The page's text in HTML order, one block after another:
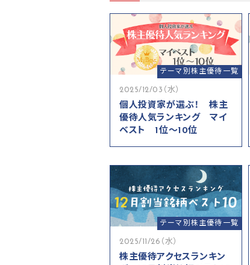
テーマ別株主優待一覧
2025/12/03（水）
個人投資家が選ぶ！ 株主
優待人気ランキング マイ
ベスト 1位～10位
テーマ別株主優待一覧
2025/11/26（水）
株主優待アクセスランキン